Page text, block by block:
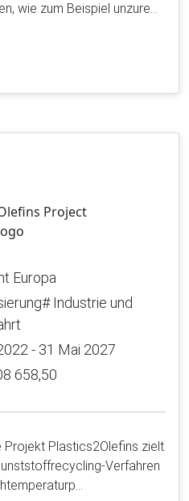
wie zum Beispiel unzure…
Europa
Industrie und
- 31 Mai 2027
658,50
Projekt Plastics2Olefins zielt
Verfahren